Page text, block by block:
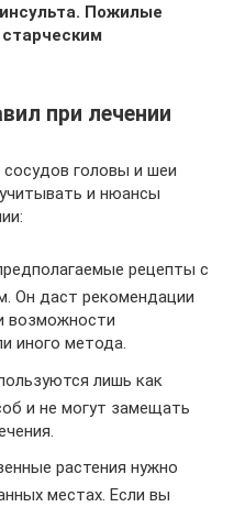
Пожилые
при лечении
головы и шеи
и нюансы
рецепты с
Он даст рекомендации
возможности
иного метода.
лишь как
и не могут замещать
растения нужно
местах. Если вы